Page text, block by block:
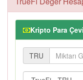
Kripto Para
TRU